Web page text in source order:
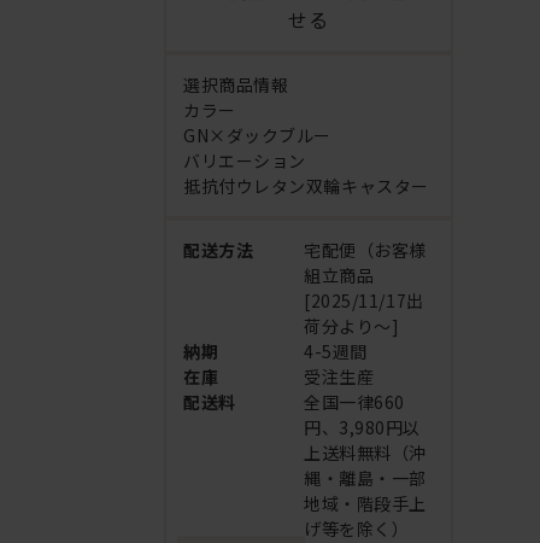
せる
選択商品情報
カラー
GN×ダックブルー
バリエーション
抵抗付ウレタン双輪キャスター
配送方法
宅配便（お客様
組立商品
[2025/11/17出
荷分より～]
納期
4-5週間
在庫
受注生産
配送料
全国一律660
円、3,980円以
上送料無料（沖
縄・離島・一部
地域・階段手上
げ等を除く）